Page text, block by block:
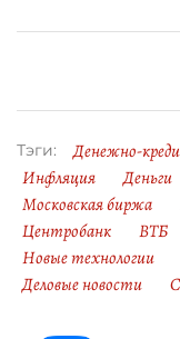
Тэги: Денежно-
Инфляция
Деньги
Московская биржа
Центробанк
ВТБ
Новые технологии
Деловые новости